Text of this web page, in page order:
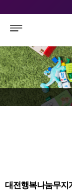
대전행복나눔무지